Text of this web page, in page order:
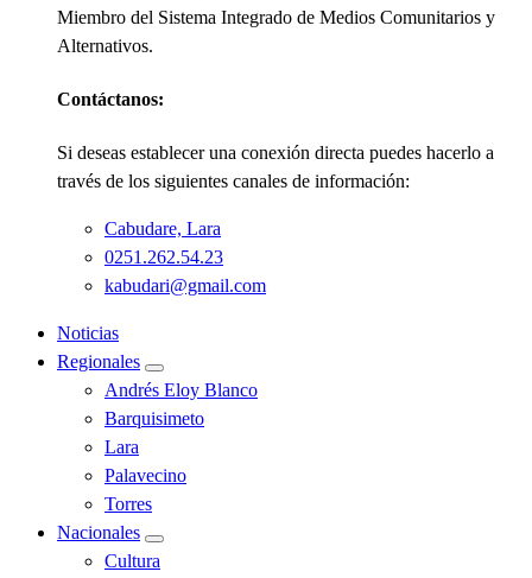
Miembro del Sistema Integrado de Medios Comunitarios y
Alternativos.
Contáctanos:
Si deseas establecer una conexión directa puedes hacerlo a
través de los siguientes canales de información:
Cabudare, Lara
0251.262.54.23
kabudari@gmail.com
Noticias
Regionales
Andrés Eloy Blanco
Barquisimeto
Lara
Palavecino
Torres
Nacionales
Cultura